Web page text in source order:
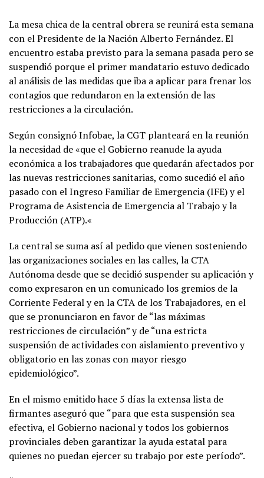
La mesa chica de la central obrera se reunirá esta semana
con el Presidente de la Nación Alberto Fernández. El
encuentro estaba previsto para la semana pasada pero se
suspendió porque el primer mandatario estuvo dedicado
al análisis de las medidas que iba a aplicar para frenar los
contagios que redundaron en la extensión de las
restricciones a la circulación.
Según consignó Infobae, la CGT planteará en la reunión
la necesidad de «que el Gobierno reanude la ayuda
económica a los trabajadores que quedarán afectados por
las nuevas restricciones sanitarias, como sucedió el año
pasado con el Ingreso Familiar de Emergencia (IFE) y el
Programa de Asistencia de Emergencia al Trabajo y la
Producción (ATP).«
La central se suma así al pedido que vienen sosteniendo
las organizaciones sociales en las calles, la CTA
Autónoma desde que se decidió suspender su aplicación y
como expresaron en un comunicado los gremios de la
Corriente Federal y en la CTA de los Trabajadores, en el
que se pronunciaron en favor de “las máximas
restricciones de circulación” y de “una estricta
suspensión de actividades con aislamiento preventivo y
obligatorio en las zonas con mayor riesgo
epidemiológico”.
En el mismo emitido hace 5 días la extensa lista de
firmantes aseguró que “para que esta suspensión sea
efectiva, el Gobierno nacional y todos los gobiernos
provinciales deben garantizar la ayuda estatal para
quienes no puedan ejercer su trabajo por este período”.